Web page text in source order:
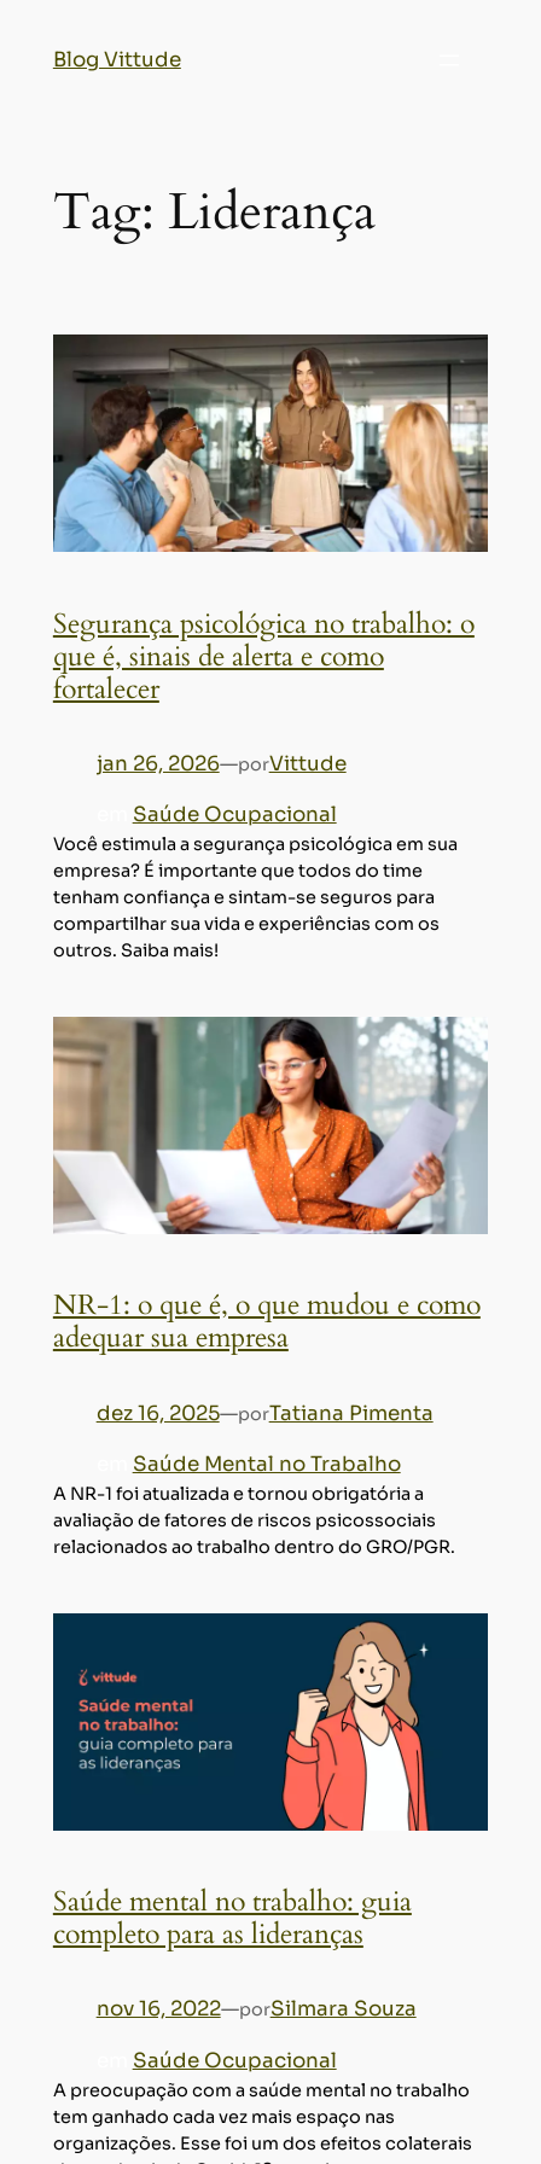
Blog Vittude
Tag: Liderança
Segurança psicológica no trabalho: o
que é, sinais de alerta e como
fortalecer
jan 26, 2026—porVittude
Saúde Ocupacional
Você estimula a segurança psicológica em sua
empresa? É importante que todos do time
tenham confiança e sintam-se seguros para
compartilhar sua vida e experiências com os
outros. Saiba mais!
NR-1: o que é, o que mudou e como
adequar sua empresa
dez 16, 2025—porTatiana Pimenta
Saúde Mental no Trabalho
A NR-1 foi atualizada e tornou obrigatória a
avaliação de fatores de riscos psicossociais
relacionados ao trabalho dentro do GRO/PGR.
Saúde mental no trabalho: guia
completo para as lideranças
nov 16, 2022—porSilmara Souza
Saúde Ocupacional
A preocupação com a saúde mental no trabalho
tem ganhado cada vez mais espaço nas
organizações. Esse foi um dos efeitos colaterais